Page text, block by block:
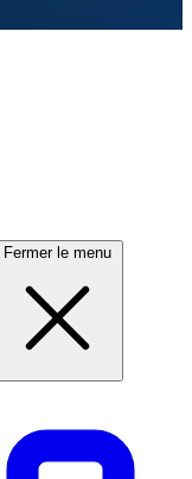
Fermer le menu